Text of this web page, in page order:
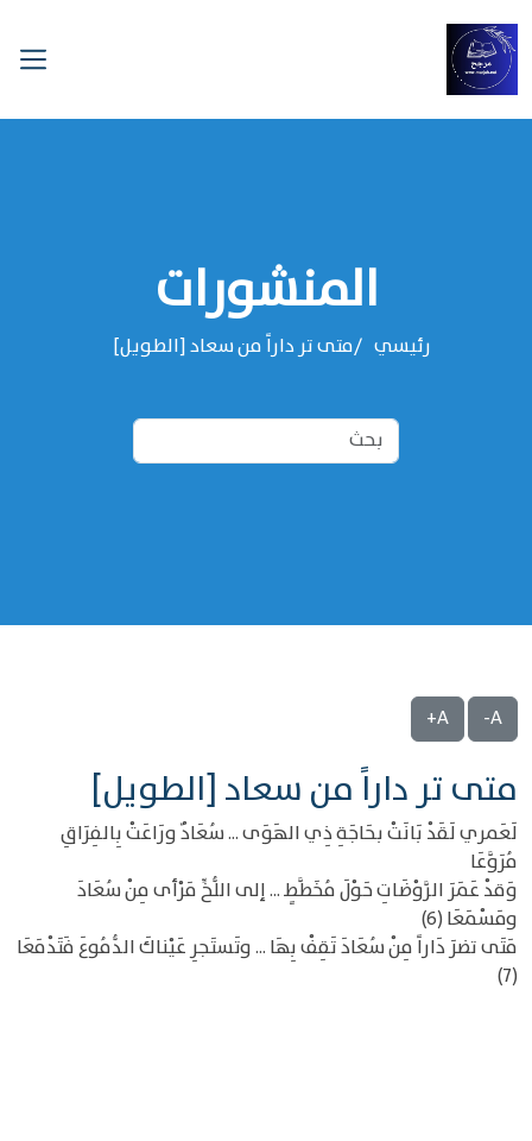
المنشورات
رئيسي متى تر داراً من سعاد [الطويل]
A-
A+
متى تر داراً من سعاد [الطويل]
لَعَمري لَقَدْ بَانَتْ بحَاجَةِ ذِي الهَوَى ... سُعَادٌ ورَاعَتْ بِالفِرَاقِ
مُرَوَّعَا
وَقدْ عَمَرَ الرَّوْضَاتِ حَوْلَ مُخَطَّطٍ ... إلى اللُّخِّ مَرْأى مِنْ سُعَادَ
ومَسْمَعَا (6)
مَتَى تضرَ دَاراً مِنْ سُعَادَ تَقِفْ بِهَا ... وتَستَجرِ عَيْناكَ الدُّمُوعَ فَتَدْمَعَا
(7)